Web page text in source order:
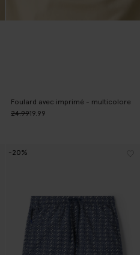
Foulard avec imprimé - multicolore
24.9919.99
-20%